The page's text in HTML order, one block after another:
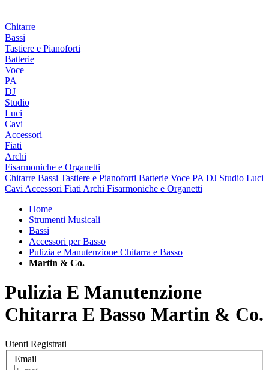
Chitarre
Bassi
Tastiere e Pianoforti
Batterie
Voce
PA
DJ
Studio
Luci
Cavi
Accessori
Fiati
Archi
Fisarmoniche e Organetti
Chitarre Bassi Tastiere e Pianoforti Batterie Voce PA DJ Studio Luci
Cavi Accessori Fiati Archi Fisarmoniche e Organetti
Home
Strumenti Musicali
Bassi
Accessori per Basso
Pulizia e Manutenzione Chitarra e Basso
Martin & Co.
Pulizia E Manutenzione
Chitarra E Basso Martin & Co.
Utenti Registrati
Email